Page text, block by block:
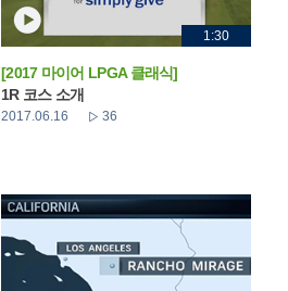
1:30
[2017 마이어 LPGA 클래식]
1R 코스 소개
2017.06.16 36